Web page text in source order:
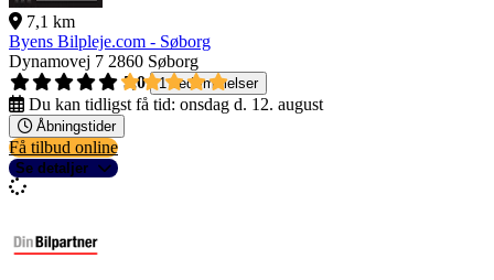
7,1 km
Byens Bilpleje.com - Søborg
Dynamovej 7 2860 Søborg
5,0
1 bedømmelser
Du kan tidligst få tid: onsdag d. 12. august
Åbningstider
Få tilbud online
Se detaljer